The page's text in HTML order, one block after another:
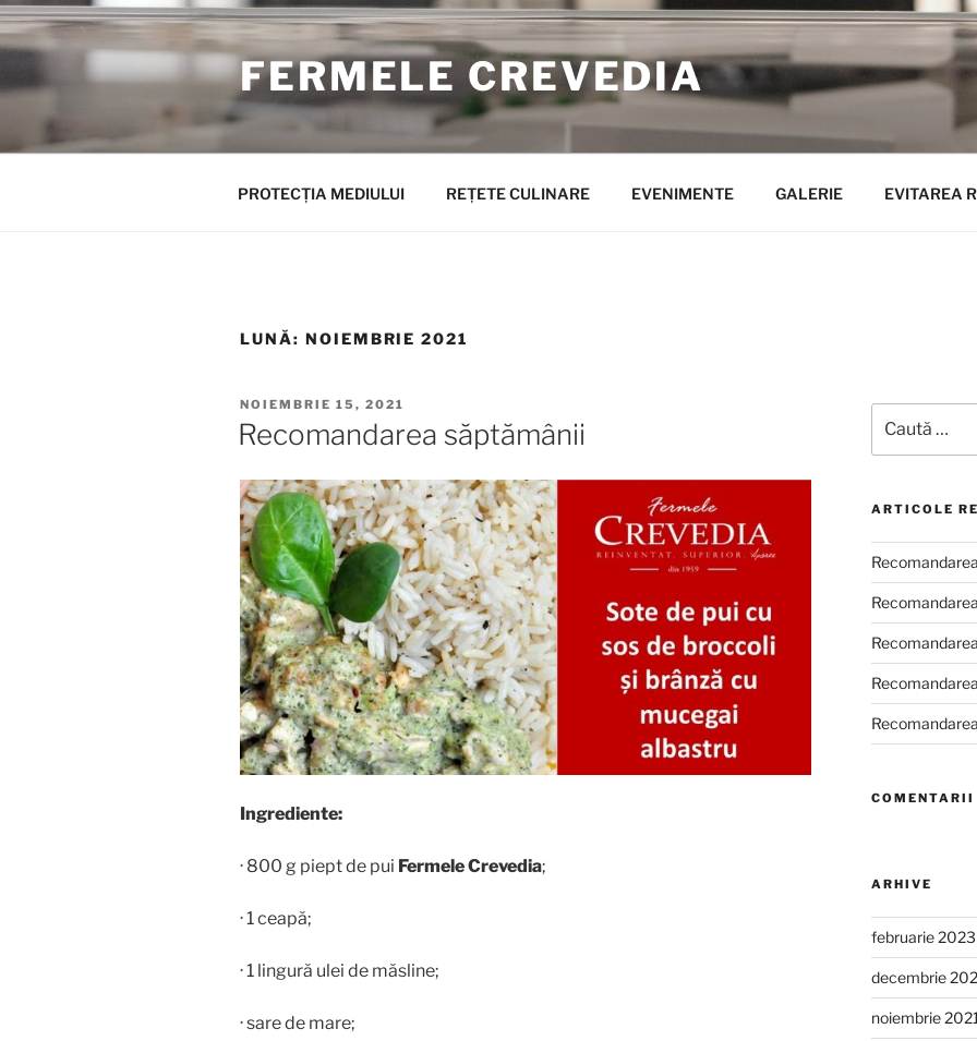
Sari
la
FERMELE CREVEDIA
PROTECȚIA MEDIULUI REȚETE CULINARE EVENIMENTE GALERIE EVITAREA
LUNĂ: NOIEMBRIE 2021
PUBLICAT
PE
NOIEMBRIE 15, 2021
Recomandarea săptămânii
Ingrediente:
· 800 g piept de pui Fermele Crevedia;
· 1 ceapă;
· 1 lingură ulei de măsline;
· sare de mare;
după:
ARTICOLE
COMENTARII
ARHIVE
februarie 2023
decembrie
noiembrie 2021